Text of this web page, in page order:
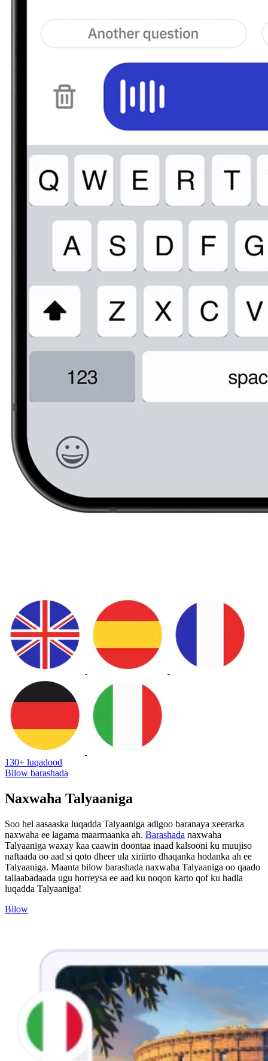
130+ luqadood
Bilow barashada
Naxwaha Talyaaniga
Soo hel aasaaska luqadda Talyaaniga adigoo baranaya xeerarka
naxwaha ee lagama maarmaanka ah. Barashada naxwaha
Talyaaniga waxay kaa caawin doontaa inaad kalsooni ku muujiso
naftaada oo aad si qoto dheer ula xiriirto dhaqanka hodanka ah ee
Talyaaniga. Maanta bilow barashada naxwaha Talyaaniga oo qaado
tallaabadaada ugu horreysa ee aad ku noqon karto qof ku hadla
luqadda Talyaaniga!
Bilow